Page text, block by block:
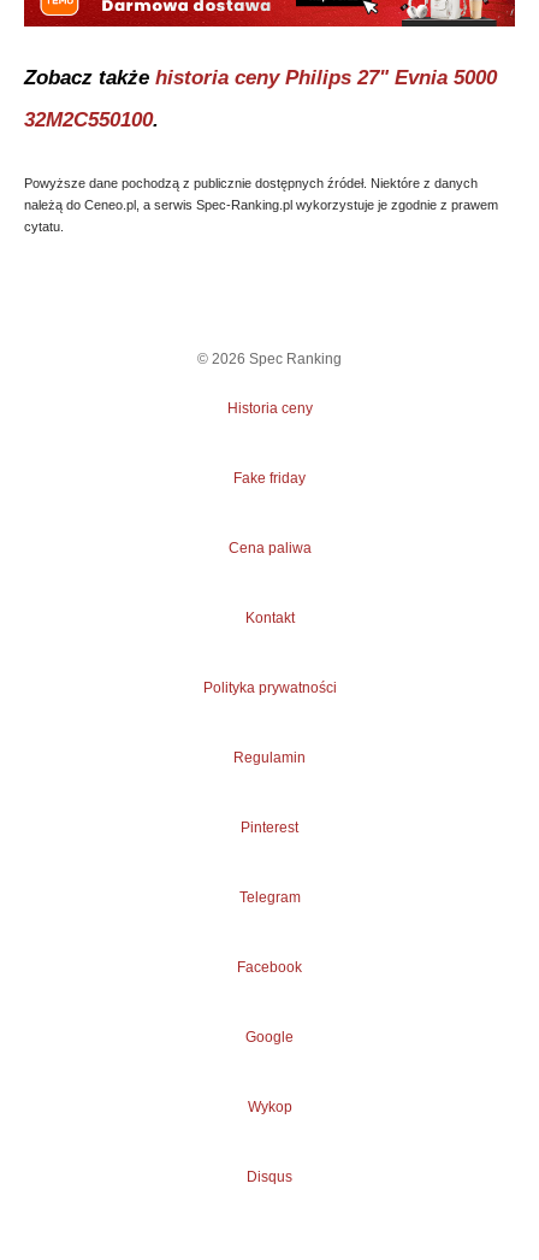
Zobacz także historia ceny Philips 27" Evnia 5000
32M2C550100.
Powyższe dane pochodzą z publicznie dostępnych źródeł. Niektóre z danych
należą do Ceneo.pl, a serwis Spec-Ranking.pl wykorzystuje je zgodnie z prawem
cytatu.
© 2026 Spec Ranking
Historia ceny
Fake friday
Cena paliwa
Kontakt
Polityka prywatności
Regulamin
Pinterest
Telegram
Facebook
Google
Wykop
Disqus